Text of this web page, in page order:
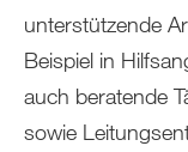
unterstützende
Beispiel in
auch beratende
sowie